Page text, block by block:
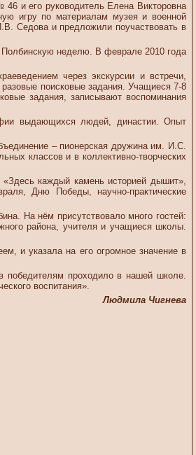
и его руководитель Елена Викторовна
игру по материалам музея и военной
Седова и предложили поучаствовать в
Полбинскую неделю. В феврале 2010 года
через экскурсии и встречи,
поисковые задания. Учащиеся 7-8
задания, записывают воспоминания
выдающихся людей, династии. Опыт
– пионерская дружина им. И.С.
классов и в коллективно-творческих
каждый камень историей дышит»,
Дню Победы, научно-практические
На нём присутствовало много гостей:
района, учителя и учащиеся школы.
и указала на его огромное значение в
победителям проходило в нашей школе.
воспитания».
Людмила Чигнева